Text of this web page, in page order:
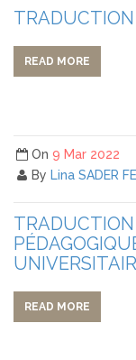
READ MORE
On 9 Mar 2022
By Lina SADER
READ MORE